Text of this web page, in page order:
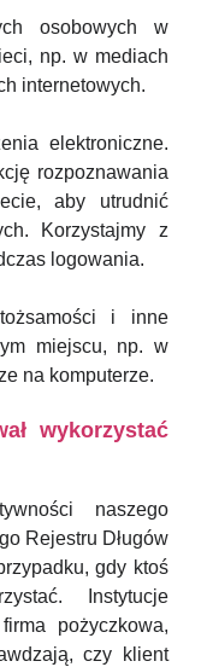
osobowych w
np. w mediach
internetowych.
elektroniczne.
rozpoznawania
aby utrudnić
Korzystajmy z
logowania.
i inne
miejscu, np. w
na komputerze.
wykorzystać
naszego
Rejestru Długów
gdy ktoś
Instytucje
pożyczkowa,
czy klient